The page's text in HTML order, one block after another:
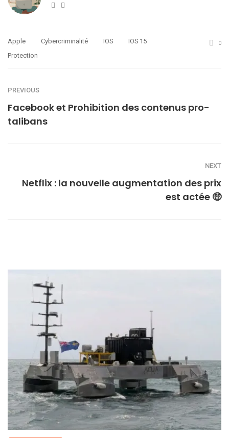
Website
Apple Cybercriminalité IOS
IOS 15
Protection
0
PREVIOUS
Facebook et Prohibition des contenus pro-
talibans
NEXT
Netflix : la nouvelle augmentation des prix
est actée 🤑